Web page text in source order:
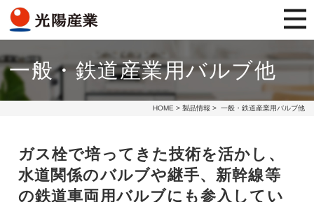
一般・鉄道産業用バルブ他
HOME > 製品情報 > 一般・鉄道産業用バルブ他
ガス栓で培ってきた技術を活かし、
水道関係のバルブや継手、新幹線等
の鉄道車両用バルブにも参入してい